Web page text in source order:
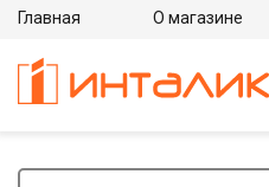
Главная О магазине